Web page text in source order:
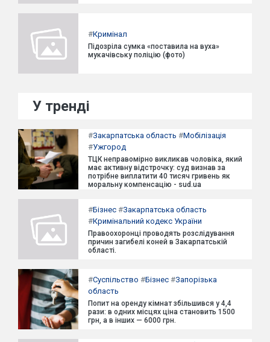
#Кримінал
Підозріла сумка «поставила на вуха»
мукачівську поліцію (фото)
У тренді
#Закарпатська область #Мобілізація
#Ужгород
ТЦК неправомірно викликав чоловіка, який
має активну відстрочку: суд визнав за
потрібне виплатити 40 тисяч гривень як
моральну компенсацію - sud.ua
#Бізнес #Закарпатська область
#Кримінальний кодекс України
Правоохоронці проводять розслідування
причин загибелі коней в Закарпатській
області.
#Суспільство #Бізнес #Запорізька
область
Попит на оренду кімнат збільшився у 4,4
рази: в одних місцях ціна становить 1500
грн, а в інших — 6000 грн.